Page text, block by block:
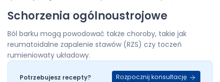
Schorzenia ogólnoustrojowe
Ból barku mogą powodować także choroby, takie jak
reumatoidalne zapalenie stawów (RZS) czy toczeń
rumieniowaty układowy.
Potrzebujesz recepty? Rozpocznij konsultację